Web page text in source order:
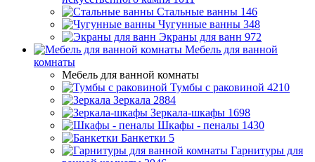
Стальные ванны 146
Чугунные ванны 348
Экраны для ванн 972
Мебель для ванной
комнаты
Мебель для ванной комнаты
Тумбы с раковиной 4210
Зеркала 2884
Зеркала-шкафы 1698
Шкафы - пеналы 1430
Банкетки 5
Гарнитуры для